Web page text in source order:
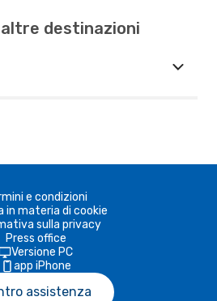
destinazioni
e condizioni
in materia di cookie
sulla privacy
Press office
Versione PC
app iPhone
assistenza